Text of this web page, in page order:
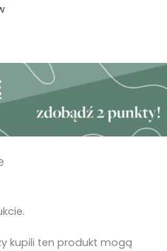
kupili ten produkt mogą